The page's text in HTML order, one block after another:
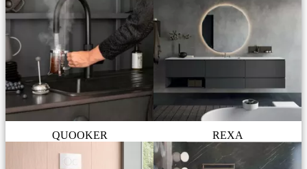
QUOOKER REXA